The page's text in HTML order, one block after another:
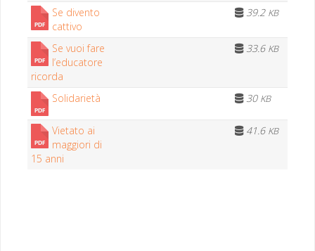
Se diven­to
cattivo
39.2 KB
Se vuoi fare
l’e­d­u­ca­tore
ricorda
33.6 KB
Solidarietà 30 KB
Vieta­to ai
mag­giori di
15 anni
41.6 KB